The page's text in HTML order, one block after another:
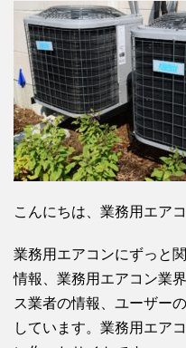
こんにちは、業務用エア
業務用エアコンにずっと
情報、業務用エアコン業
ス業者の情報、ユーザー
しています。業務用エア